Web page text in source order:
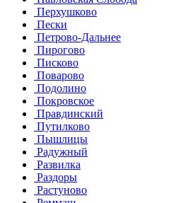
Перхушково
Пески
Петрово-Дальнее
Пирогово
Писково
Поварово
Подолино
Покровское
Правдинский
Путилково
Пышлицы
Радужный
Развилка
Раздоры
Растуново